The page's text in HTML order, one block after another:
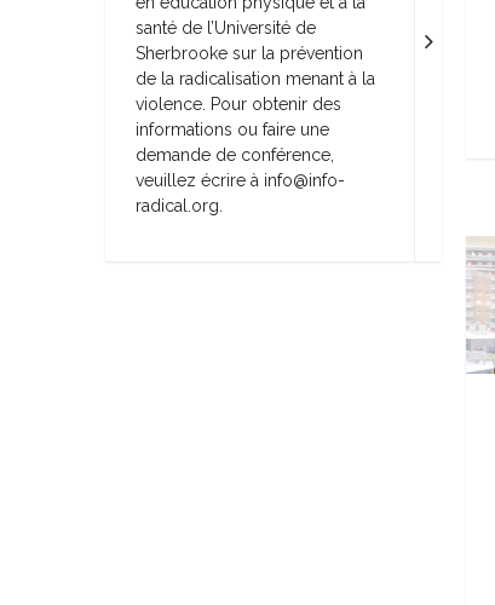
santé de l’Université de
Sherbrooke sur la prévention
de la radicalisation menant à la
violence. Pour obtenir des
informations ou faire une
demande de conférence,
veuillez écrire à info@info-
radical.org.